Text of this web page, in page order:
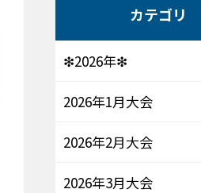
カテゴリ
❇2026年❇
2026年1月大会
2026年2月大会
2026年3月大会